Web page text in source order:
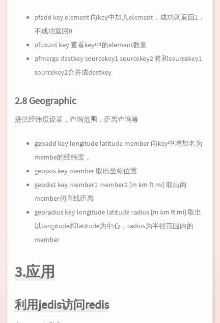
pfadd key element 向key中加入element，成功则返回1，
不成功返回0
pfcount key 查看key中的element数量
pfmerge destkey sourcekey1 sourcekey2 将和sourcekey1
sourcekey2合并成destkey
2.8 Geographic
提供经纬度设置，查询范围，距离查询等
geoadd key longitude latitude member 向key中增加名为
membe的经纬度，
geopos key member 取出坐标位置
geodist key member1 member2 [m km ft mi] 取出两
member的直线距离
georadius key longitude latitude radius [m km ft mi] 取出
以longitude和latitude为中心，radius为半径范围内的
member
3.应用
利用jedis访问redis